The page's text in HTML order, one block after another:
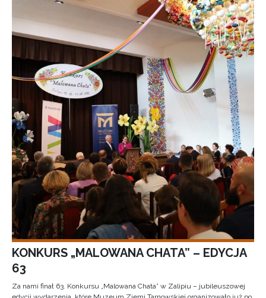
KONKURS „MALOWANA CHATA” – EDYCJA
63
Za nami finał 63. Konkursu „Malowana Chata” w Zalipiu – jubileuszowej